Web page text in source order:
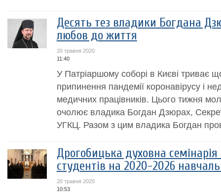
Десять тез владики Богдана
любов до життя
20 травня 2020
11:40
У Патріаршому соборі в Києві триває
припинення пандемії коронавірусу і
медичних працівників. Цього тижня
очолює владика Богдан Дзюрах,
УГКЦ. Разом з цим владика Богдан
Дрогобицька духовна семінарія
студентів на 2020-2026
20 травня 2020
10:53